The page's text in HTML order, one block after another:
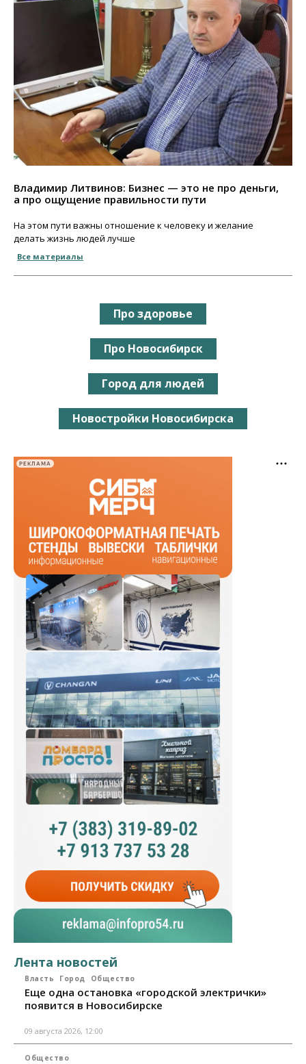
Владимир Литвинов: Бизнес — это не про деньги,
а про ощущение правильности пути
На этом пути важны отношение к человеку и желание
делать жизнь людей лучше
Все материалы
Про здоровье
Про Новосибирск
Город для людей
Новостройки Новосибирска
РЕКЛАМА
Лента новостей
Власть Город Общество
Еще одна остановка «городской электрички»
появится в Новосибирске
09 августа 2026, 12:00
Общество